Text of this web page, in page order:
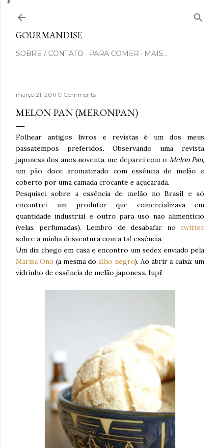
GOURMANDISE
SOBRE / CONTATO PARA COMER MAIS…
março 21, 2011 0 Comments
MELON PAN (MERONPAN)
Folhear antigos livros e revistas é um dos meus
passatempos preferidos. Observando uma revista
japonesa dos anos noventa, me deparei com o Melon Pan,
um pão doce aromatizado com essência de melão e
coberto por uma camada crocante e açucarada.
Pesquisei sobre a essência de melão no Brasil e só
encontrei um produtor que comercializava em
quantidade industrial e outro para uso não alimentício
(velas perfumadas). Lembro de desabafar no twitter
sobre a minha desventura com a tal essência.
Um dia chego em casa e encontro um sedex enviado pela
Marisa Ono (a mesma doalho negro). Ao abrir a caixa: um
vidrinho de essência de melão japonesa. Iupi!